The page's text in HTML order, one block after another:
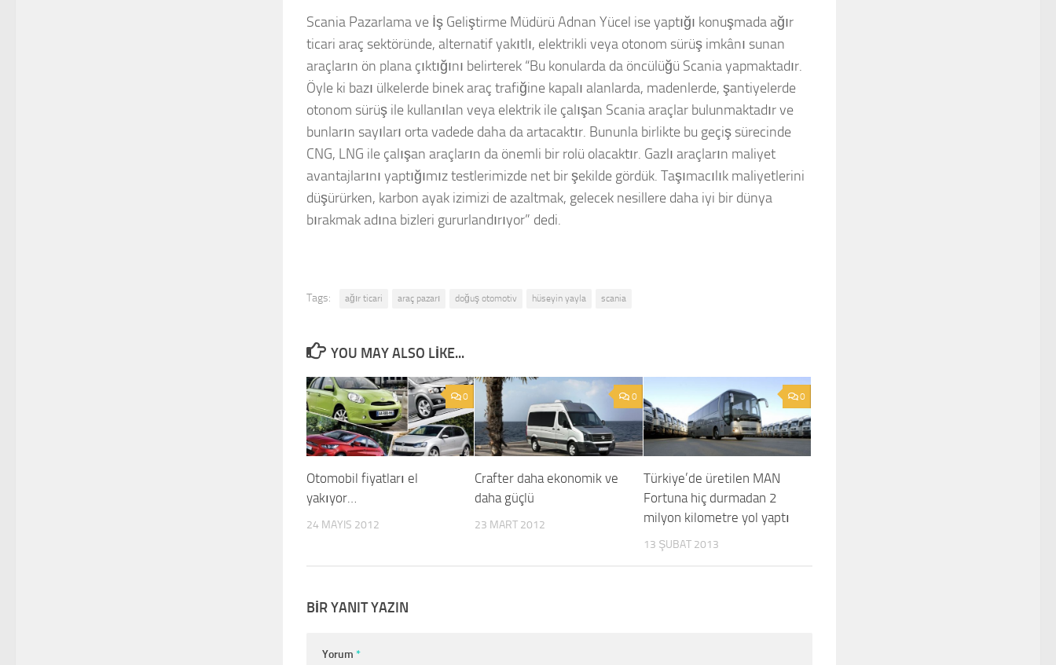
Scania Pazarlama ve İş Geliştirme Müdürü Adnan Yücel ise yaptığı konuşmada ağır
ticari araç sektöründe, alternatif yakıtlı, elektrikli veya otonom sürüş imkânı sunan
araçların ön plana çıktığını belirterek “Bu konularda da öncülüğü Scania yapmaktadır.
Öyle ki bazı ülkelerde binek araç trafiğine kapalı alanlarda, madenlerde, şantiyelerde
otonom sürüş ile kullanılan veya elektrik ile çalışan Scania araçlar bulunmaktadır ve
bunların sayıları orta vadede daha da artacaktır. Bununla birlikte bu geçiş sürecinde
CNG, LNG ile çalışan araçların da önemli bir rolü olacaktır. Gazlı araçların maliyet
avantajlarını yaptığımız testlerimizde net bir şekilde gördük. Taşımacılık maliyetlerini
düşürürken, karbon ayak izimizi de azaltmak, gelecek nesillere daha iyi bir dünya
bırakmak adına bizleri gururlandırıyor” dedi.
Tags: ağır ticari araç pazarı doğuş otomotiv hüseyin yayla scania
YOU MAY ALSO LIKE...
0
Otomobil fiyatları el
yakıyor…
24 MAYIS 2012
0
Crafter daha ekonomik ve
daha güçlü
23 MART 2012
0
Türkiye’de üretilen MAN
Fortuna hiç durmadan 2
milyon kilometre yol yaptı
13 ŞUBAT 2013
BIR YANIT YAZIN
Yorum *